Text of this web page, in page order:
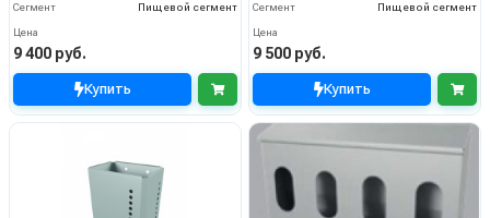
Сегмент
Пищевой сегмент
Цена
9 400 руб.
Купить
Сегмент
Пищевой сегмент
Цена
9 500 руб.
Купить